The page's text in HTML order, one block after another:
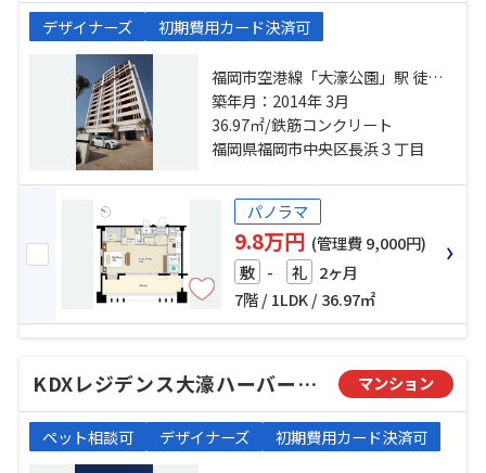
デザイナーズ 初期費用カード決済可
福岡市空港線「大濠公園」駅 徒歩
14分 福岡市空港線「赤坂」駅 徒歩
12分 福岡市空港線「唐人町」駅 徒
歩23分
築年月：2014年 3月
36.97㎡/鉄筋コンクリート
福岡県福岡市中央区長浜３丁目
パノラマ
9.8万円 (管理費 9,000円)
敷 - 礼 2ヶ月
7階 / 1LDK / 36.97㎡
KDXレジデンス大濠ハーバービュータワー マンション
ペット相談可 デザイナーズ 初期費用カード決済可